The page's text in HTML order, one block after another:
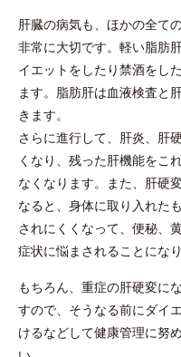
肝臓の病気も、ほかの全て
非常に大切です。軽い脂肪
イエットをしたり禁酒をし
ます。脂肪肝は血液検査と
きます。
さらに進行して、肝炎、肝
くなり、残った肝機能をこ
なくなります。また、肝硬
なると、身体に取り入れた
されにくくなって、便秘、
症状に悩まされることになり
もちろん、重症の肝硬変に
すので、そうなる前にダイ
けるなどして健康管理に努